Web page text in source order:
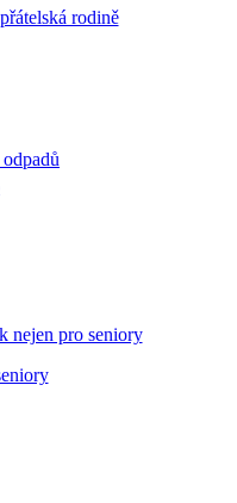
rodině
nejen pro seniory